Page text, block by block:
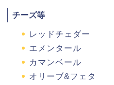
チーズ等
レッドチェダー
エメンタール
カマンベール
オリーブ&フェタ